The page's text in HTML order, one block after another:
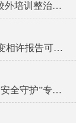
略阳以“五个强化”提升校外培训整治成效
汉中市教育局关于开展变相许报告可清理整治工作的情况
洋县开展校外培训机构“安全守护”专项行动